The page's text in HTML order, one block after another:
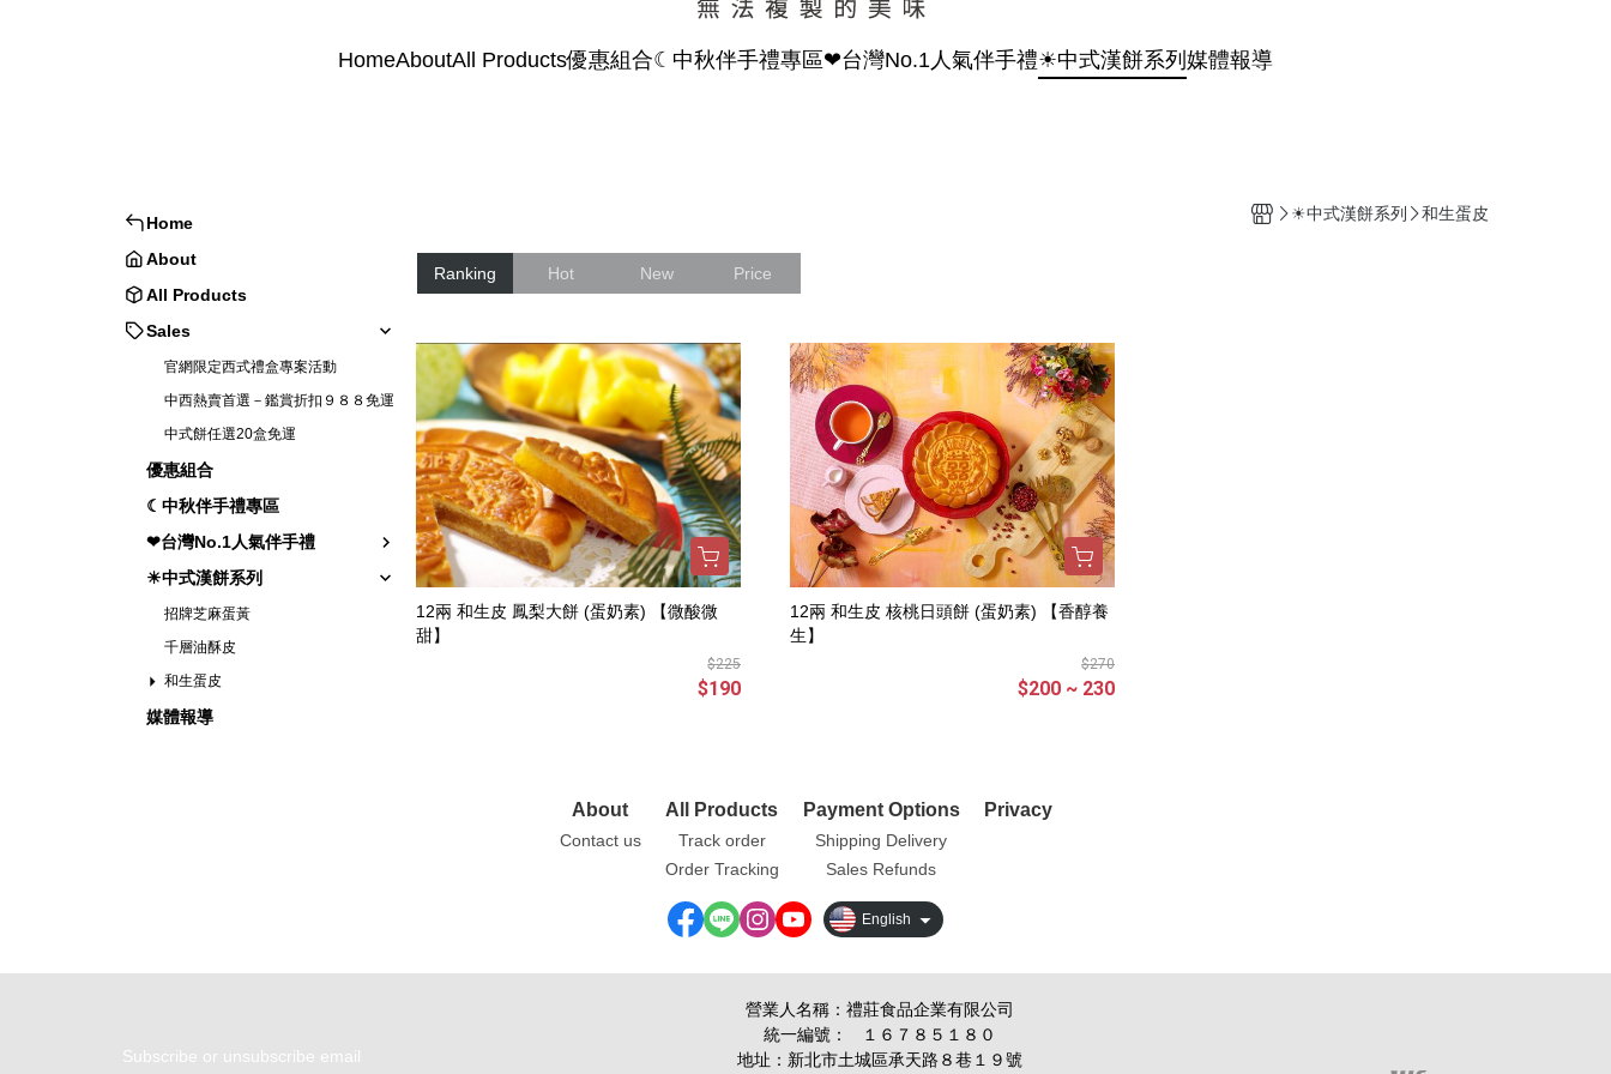
HomeAboutAll Products優惠組合☾中秋伴手禮專區❤台灣No.1人氣伴手禮☀中式漢餅系列 媒體報導
Home
About
All Products
Sales
官網限定西式禮盒專案活動
中西熱賣首選－鑑賞折扣９８８免運
中式餅任選20盒免運
優惠組合
☾中秋伴手禮專區
❤台灣No.1人氣伴手禮
☀中式漢餅系列
招牌芝麻蛋黃
千層油酥皮
和生蛋皮
媒體報導
☀中式漢餅系列 和生蛋皮
Ranking Hot New Price
12兩 和生皮 鳳梨大餅 (蛋奶素) 【微酸微
甜】
$225
$190
12兩 和生皮 核桃日頭餅 (蛋奶素) 【香醇養
生】
$270
$200 ~ 230
About
Contact us
All Products
Track order
Order Tracking
Payment Options
Shipping Delivery
Sales Refunds
Privacy
English
Subscribe or unsubscribe email
營業人名稱：禮莊食品企業有限公司
統一編號： １６７８５１８０
地址：新北市土城區承天路８巷１９號